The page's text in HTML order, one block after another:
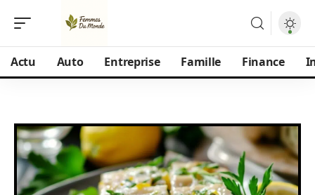
Actu Auto Entreprise Famille Finance